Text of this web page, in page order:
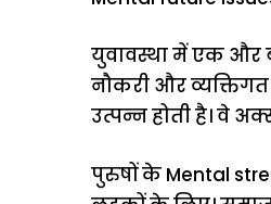
युवावस्था में एक और
नौकरी और
उत्पन्न होती है। वे
पुरुषों के Mental